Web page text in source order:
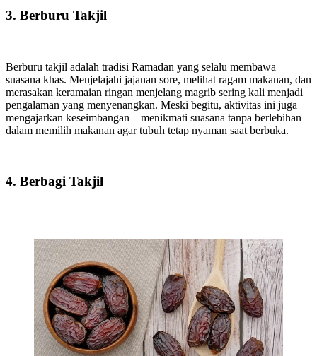
3. Berburu Takjil
Berburu takjil adalah tradisi Ramadan yang selalu membawa
suasana khas. Menjelajahi jajanan sore, melihat ragam makanan, dan
merasakan keramaian ringan menjelang magrib sering kali menjadi
pengalaman yang menyenangkan. Meski begitu, aktivitas ini juga
mengajarkan keseimbangan—menikmati suasana tanpa berlebihan
dalam memilih makanan agar tubuh tetap nyaman saat berbuka.
4. Berbagi Takjil